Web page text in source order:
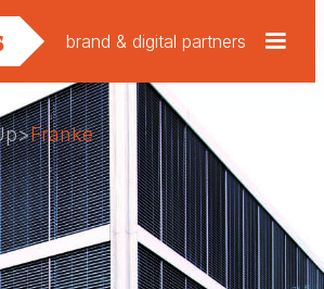
brand & digital partners
>Franke